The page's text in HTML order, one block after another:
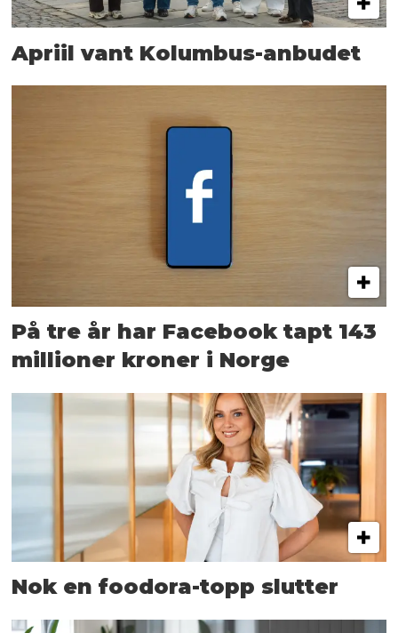
Apriil vant Kolumbus-anbudet
På tre år har Facebook tapt 143
millioner kroner i Norge
Nok en foodora-topp slutter